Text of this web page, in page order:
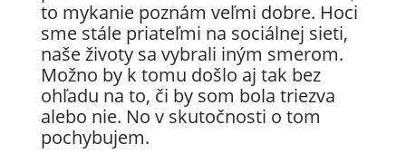
to mykanie poznám veľmi dobre. Hoci
sme stále priateľmi na sociálnej sieti,
naše životy sa vybrali iným smerom.
Možno by k tomu došlo aj tak bez
ohľadu na to, či by som bola triezva
alebo nie. No v skutočnosti o tom
pochybujem.